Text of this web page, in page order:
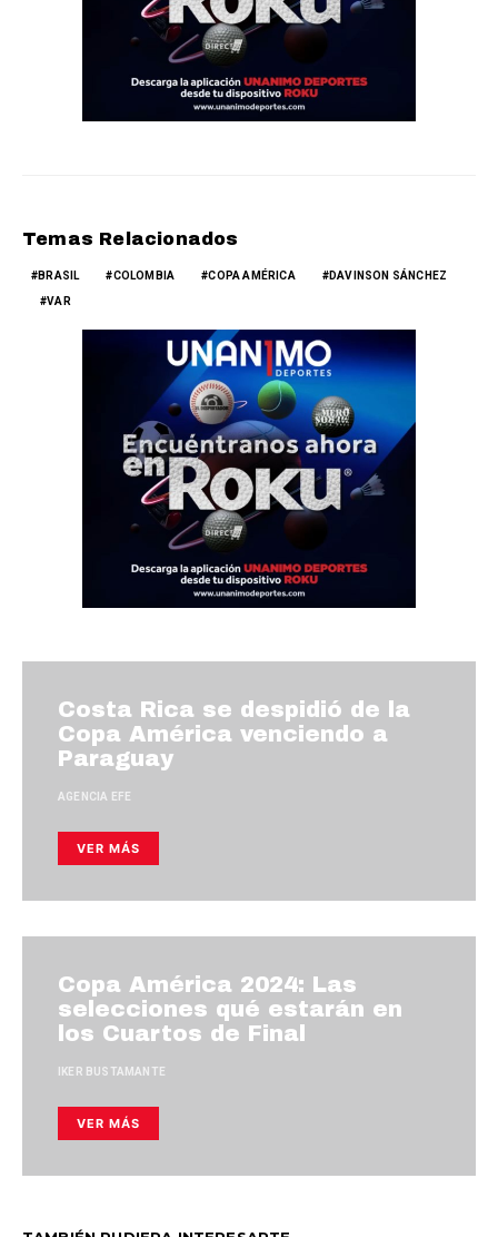
Temas Relacionados
BRASIL COLOMBIA COPA AMÉRICA DAVINSON SÁNCHEZ
VAR
Costa Rica se despidió de la
Copa América venciendo a
Paraguay
AGENCIA EFE
VER MÁS
Copa América 2024: Las
selecciones qué estarán en
los Cuartos de Final
IKER BUSTAMANTE
VER MÁS